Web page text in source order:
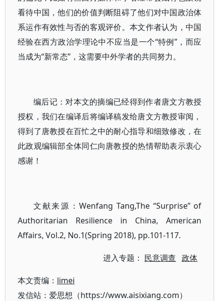
看待中国，他们的价值判断阻碍了他们对中国政治体
系运作有效性与否的客观评价。本文作者认为，中国
经验在西方政治学理论中不应当是一个“特例”，而应
当成为“新常态”，这需要中外学者的共同努力。
编后记：对本文的摘编已经得到作者唐文方教授
授权，我们在编译后将编译稿发给唐文方教授审阅，
得到了唐教授在百忙之中的耐心指导和细致修改，在
此政观编辑部全体同仁向唐教授的热情帮助表示衷心
感谢！
文献来源：Wenfang Tang,The “Surprise” of
Authoritarian Resilience in China, American
Affairs, Vol.2, No.1(Spring 2018), pp.101-117.
进入专题： 民意调查 政体
本文责编： limei
发信站：爱思想（https://www.aisixiang.com）